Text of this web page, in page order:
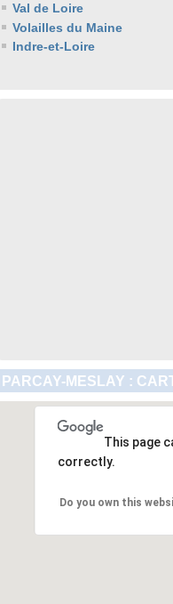
Val de Loire
Volailles du Maine
Indre-et-Loire
PARCAY-MESLAY :
This page
correctly.
Do you own this